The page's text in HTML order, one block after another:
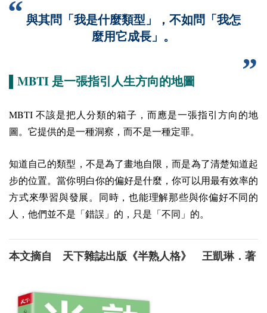
與其問「我是什麼類型」，不如問「我怎
麼用它成長」。
MBTI 是一張指引人生方向的地圖
MBTI 不該是把人分類的箱子，而應是一張指引方向的地
圖。它提供的是一種洞察，而不是一種定罪。
知道自己的類型，不是為了畫地自限，而是為了清楚知道起
步的位置。當你明白你的偏好是什麼，你可以用最有效率的
方式來學習與發展。同時，也能理解那些與你偏好不同的
人，他們並不是「錯誤」的，只是「不同」的。
本文摘自 天下雜誌出版《半熟人格》 王凱琳．著